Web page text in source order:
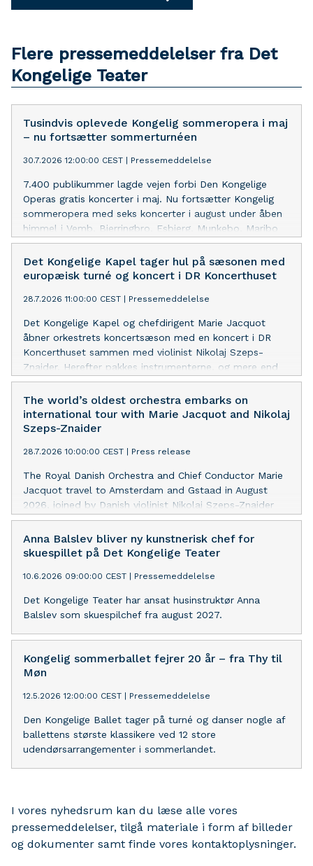
Flere pressemeddelelser fra Det
Kongelige Teater
Tusindvis oplevede Kongelig sommeropera i maj
– nu fortsætter sommerturnéen
30.7.2026 12:00:00 CEST | Pressemeddelelse
7.400 publikummer lagde vejen forbi Den Kongelige
Operas gratis koncerter i maj. Nu fortsætter Kongelig
sommeropera med seks koncerter i august under åben
himmel i Vemb, Bjerringbro, Esbjerg, Munkebo, Maribo
og Rungsted.
Det Kongelige Kapel tager hul på sæsonen med
europæisk turné og koncert i DR Koncerthuset
28.7.2026 11:00:00 CEST | Pressemeddelelse
Det Kongelige Kapel og chefdirigent Marie Jacquot
åbner orkestrets koncertsæson med en koncert i DR
Koncerthuset sammen med violinist Nikolaj Szeps-
Znaider. Herefter pakkes instrumenterne, og mere end
100 musikere tager videre på turné til Concertgebouw i
Amsterdam og Menuhin Festivalen i Gstaad.
The world’s oldest orchestra embarks on
international tour with Marie Jacquot and Nikolaj
Szeps-Znaider
28.7.2026 10:00:00 CEST | Press release
The Royal Danish Orchestra and Chief Conductor Marie
Jacquot travel to Amsterdam and Gstaad in August
2026, joined by Danish violinist Nikolaj Szeps-Znaider
for concerts at the Concertgebouw and Menuhin
Festival Gstaad.
Anna Balslev bliver ny kunstnerisk chef for
skuespillet på Det Kongelige Teater
10.6.2026 09:00:00 CEST | Pressemeddelelse
Det Kongelige Teater har ansat husinstruktør Anna
Balslev som skuespilchef fra august 2027.
Kongelig sommerballet fejrer 20 år – fra Thy til
Møn
12.5.2026 12:00:00 CEST | Pressemeddelelse
Den Kongelige Ballet tager på turné og danser nogle af
ballettens største klassikere ved 12 store
udendørsarrangementer i sommerlandet.
I vores nyhedsrum kan du læse alle vores
pressemeddelelser, tilgå materiale i form af billeder
og dokumenter samt finde vores kontaktoplysninger.